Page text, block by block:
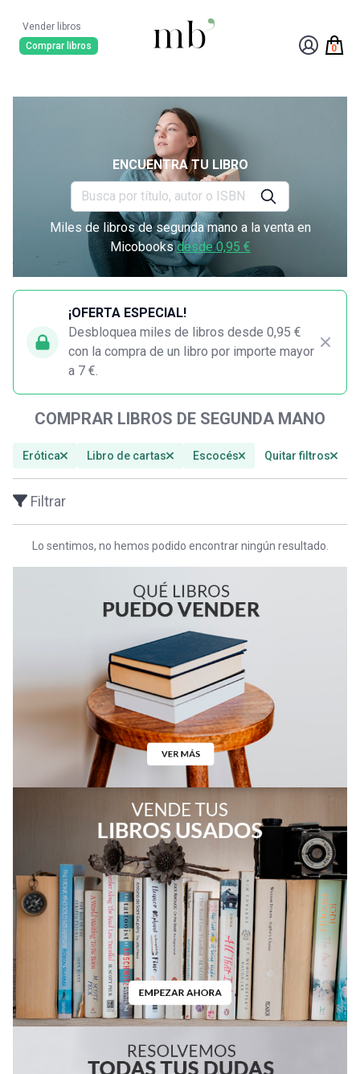
Vender libros
Comprar libros
0
ENCUENTRA TU LIBRO
Miles de libros de segunda mano a la venta en
Micobooksdesde 0,95 €
¡OFERTA ESPECIAL!
Desbloquea miles de libros desde 0,95 €
con la compra de un libro por importe mayor
a 7 €.
COMPRAR LIBROS DE SEGUNDA MANO
Erótica Libro de cartas Escocés Quitar filtros
Filtrar
Lo sentimos, no hemos podido encontrar ningún resultado.